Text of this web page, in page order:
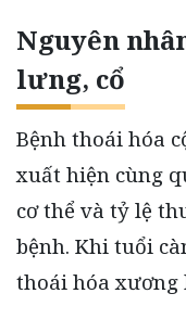
Nguyên
lưng, cổ
Bệnh thoái hóa
xuất hiện cùng
cơ thể và tỷ lệ
bệnh. Khi tuổi
thoái hóa xương